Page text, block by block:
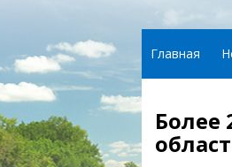
Главная
Более